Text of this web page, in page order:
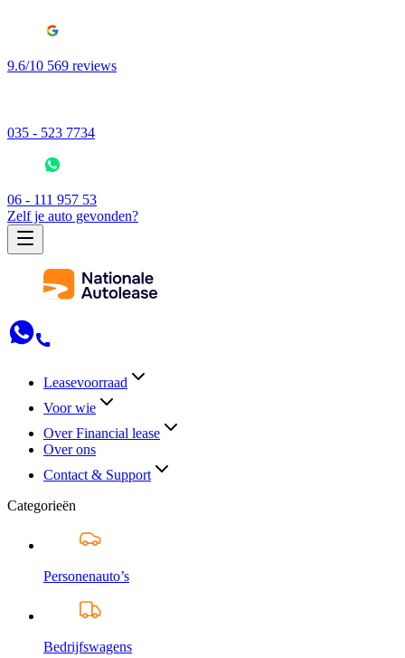
9.6/10 569 reviews
035 - 523 7734
06 - 111 957 53
Zelf je auto gevonden?
Leasevoorraad
Voor wie
Over Financial lease
Over ons
Contact & Support
Categorieën
Personenauto’s
Bedrijfswagens